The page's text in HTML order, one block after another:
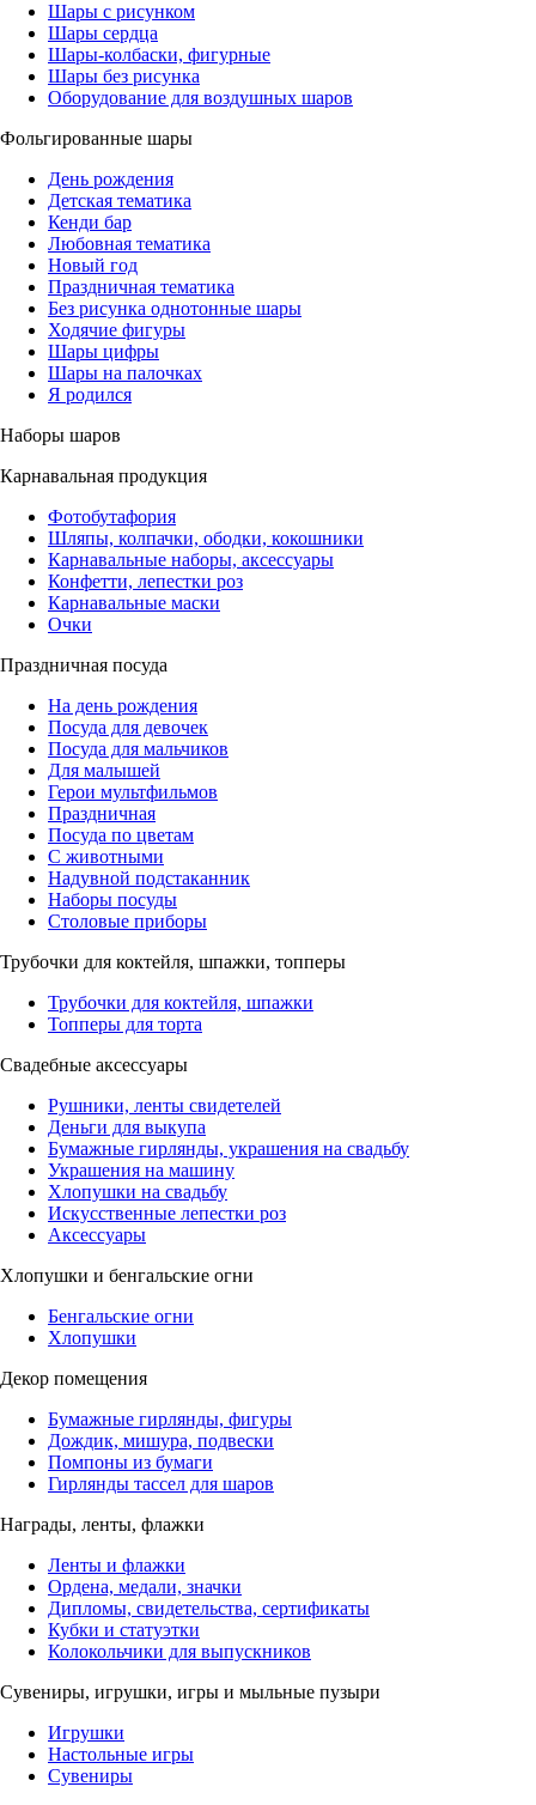
Шары с рисунком
Шары сердца
Шары-колбаски, фигурные
Шары без рисунка
Оборудование для воздушных шаров
Фольгированные шары
День рождения
Детская тематика
Кенди бар
Любовная тематика
Новый год
Праздничная тематика
Без рисунка однотонные шары
Ходячие фигуры
Шары цифры
Шары на палочках
Я родился
Наборы шаров
Карнавальная продукция
Фотобутафория
Шляпы, колпачки, ободки, кокошники
Карнавальные наборы, аксессуары
Конфетти, лепестки роз
Карнавальные маски
Очки
Праздничная посуда
На день рождения
Посуда для девочек
Посуда для мальчиков
Для малышей
Герои мультфильмов
Праздничная
Посуда по цветам
С животными
Надувной подстаканник
Наборы посуды
Столовые приборы
Трубочки для коктейля, шпажки, топперы
Трубочки для коктейля, шпажки
Топперы для торта
Свадебные аксессуары
Рушники, ленты свидетелей
Деньги для выкупа
Бумажные гирлянды, украшения на свадьбу
Украшения на машину
Хлопушки на свадьбу
Искусственные лепестки роз
Аксессуары
Хлопушки и бенгальские огни
Бенгальские огни
Хлопушки
Декор помещения
Бумажные гирлянды, фигуры
Дождик, мишура, подвески
Помпоны из бумаги
Гирлянды тассел для шаров
Награды, ленты, флажки
Ленты и флажки
Ордена, медали, значки
Дипломы, свидетельства, сертификаты
Кубки и статуэтки
Колокольчики для выпускников
Сувениры, игрушки, игры и мыльные пузыри
Игрушки
Настольные игры
Сувениры